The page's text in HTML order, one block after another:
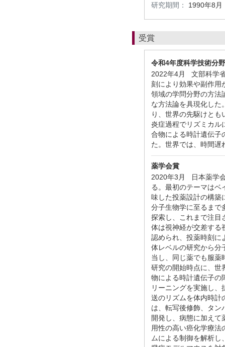
研究期間：
1990年8月
受賞
令和4年度科学技術分
2022年4月 文部科学
刻により効果や副作用
領域の学問分野の方法
な方法論を具現化した
り、世界の先駆けと
炎症過程でリズミカル
合物による時計遺伝子
た。世界では、時間遅
薬学会賞
2020年3月 日本薬学
る。最初のテーマはベ
味した投薬設計の構築
分子生物学に至るまで
探索し、これまで注目
体は視神経が交差する
認められ、投薬時刻に
体レベルの研究から分
当し、同じ薬でも服薬
研究の開始時点に、世
物による時計遺伝子の
リーニングを実施し
送のリズムを体内時計
は、転写後修飾、タン
開発し、病態に加え
用性の高い癌化学療
ムによる制御を解析